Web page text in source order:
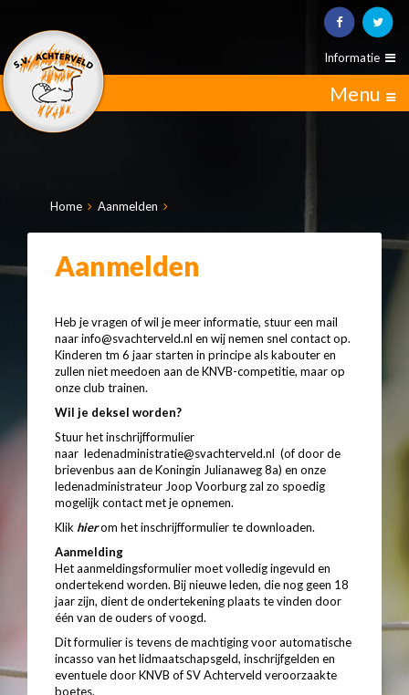
Informatie
Menu
Home Aanmelden
Aanmelden
Heb je vragen of wil je meer informatie, stuur een mail
naarinfo@svachterveld.nl en wij nemen snel contact op.
Kinderen tm 6 jaar starten in principe als kabouter en
zullen niet meedoen aan de KNVB-competitie, maar op
onze club trainen.
Wil je deksel worden?
Stuur het inschrijfformulier
naar ledenadministratie@svachterveld.nl (of door de
brievenbus aan de Koningin Julianaweg 8a) en onze
ledenadministrateur Joop Voorburg zal zo spoedig
mogelijk contact met je opnemen.
Klik hierom het inschrijfformulier te downloaden.
Aanmelding
Het aanmeldingsformulier moet volledig ingevuld en
ondertekend worden. Bij nieuwe leden, die nog geen 18
jaar zijn, dient de ondertekening plaats te vinden door
één van de ouders of voogd.
Dit formulier is tevens de machtiging voor automatische
incasso van het lidmaatschapsgeld, inschrijfgelden en
eventuele door KNVB of SV Achterveld veroorzaakte
boetes.